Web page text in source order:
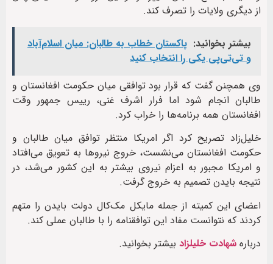
از دیگری ولایات را تصرف کند.
بیشتر بخوانید: پاکستان خطاب به طالبان: میان اسلام‌آباد
و تی‌تی‌پی یکی را انتخاب کنید
وی همچنن گفت که قرار بود توافقی میان حکومت افغانستان و
طالبان انجام شود اما فرار اشرف غنى، ریيس جمهور وقت
افغانستان همه برنامه‌ها را خراب کرد.
خلیل‌زاد تصریح کرد اگر امریکا منتظر توافق میان طالبان و
حکومت افغانستان می‌نشست، خروج نیروها به تعویق می‌افتاد
و امریکا مجبور به اعزام نیروی بیشتر به این کشور می‌شد، در
نتیجه بایدن تصمیم به خروج گرفت.
اعضای این کمیته از جمله مایکل مک‌کال دولت بایدن را متهم
کردند که نتوانست مفاد این توافقنامه را با طالبان عملی کند.
درباره شهادت خلیلزاد بیشتر بخوانید.